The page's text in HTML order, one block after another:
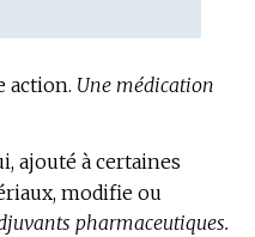
action. Une médication
ajouté à certaines
modifie ou
pharmaceutiques.